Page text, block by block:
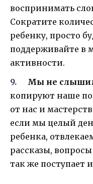
воспринимать
Сократите
ребенку, просто
поддерживайте в
активности.
Мы не
копируют наше
от нас и
если мы целый
ребенка,
рассказы,
так же поступает